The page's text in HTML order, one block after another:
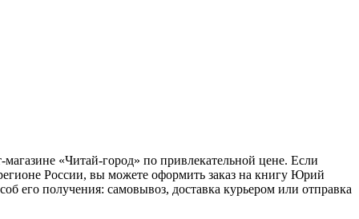
«Читай-город» по привлекательной цене. Если
России, вы можете оформить заказ на книгу Юрий
его получения: самовывоз, доставка курьером или отправка